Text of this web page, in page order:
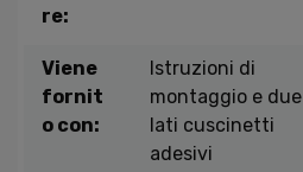
re:
Viene
fornit
o con:
Istruzioni di
montaggio e due
lati cuscinetti
adesivi